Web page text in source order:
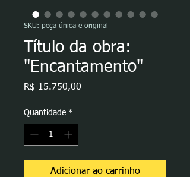
SKU: peça única e original
Título da obra:
"Encantamento"
R$ 15.750,00
Quantidade *
Adicionar ao carrinho